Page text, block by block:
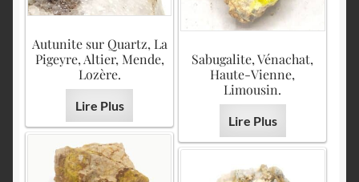
Autunite sur Quartz, La
Pigeyre, Altier, Mende,
Lozère.
Lire Plus
Sabugalite, Vénachat,
Haute-Vienne,
Limousin.
Lire Plus